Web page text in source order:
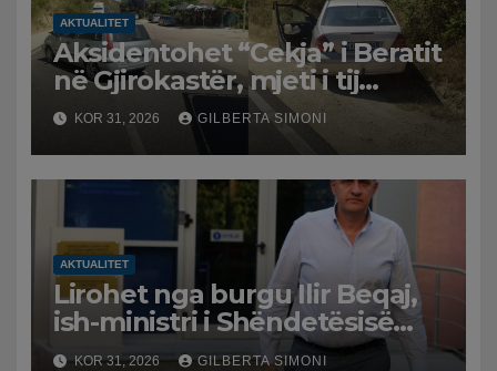
AKTUALITET
Aksidentohet “Cekja” i Beratit
në Gjirokastër, mjeti i tij
përplaset me atë të klerikut
bektashian
KOR 31, 2026 GILBERTA SIMONI
AKTUALITET
Lirohet nga burgu Ilir Beqaj,
ish-ministri i Shëndetësisë
‘kthehet’ në shtëpi, GJKKO i
KOR 31, 2026 GILBERTA SIMONI